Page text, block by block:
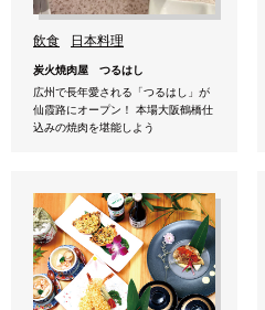
飲食 日本料理
炭火焼肉屋 つるはし
広州で長年愛される「つるはし」が
仙霞路にオープン！ 本場大阪鶴橋仕
込みの焼肉を堪能しよう